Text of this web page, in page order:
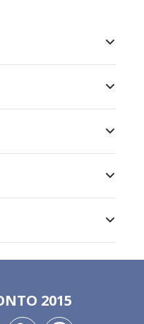
2015